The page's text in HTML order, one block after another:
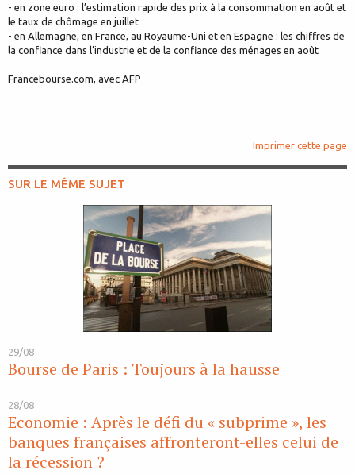
- en zone euro : l’estimation rapide des prix à la consommation en août et
le taux de chômage en juillet
- en Allemagne, en France, au Royaume-Uni et en Espagne : les chiffres de
la confiance dans l’industrie et de la confiance des ménages en août
Francebourse.com, avec AFP
Imprimer cette page
SUR LE MÊME SUJET
29/08
Bourse de Paris : Toujours à la hausse
28/08
Economie : Après le défi du « subprime », les
banques françaises affronteront-elles celui de
la récession ?